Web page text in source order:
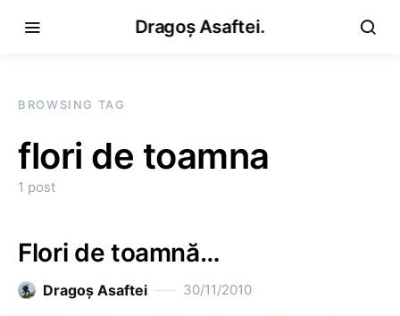
Dragoș Asaftei.
BROWSING TAG
flori de toamna
1 post
Flori de toamnă…
Dragoş Asaftei 30/11/2010